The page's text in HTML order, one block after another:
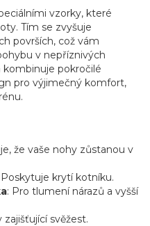
vzorky, které
Tím se zvyšuje
površích, což vám
v nepříznivých
pokročilé
pro výjimečný komfort,
že vaše nohy zůstanou v
Poskytuje krytí kotníku.
: Pro tlumení nárazů a vyšší
zajišťující svěžest.